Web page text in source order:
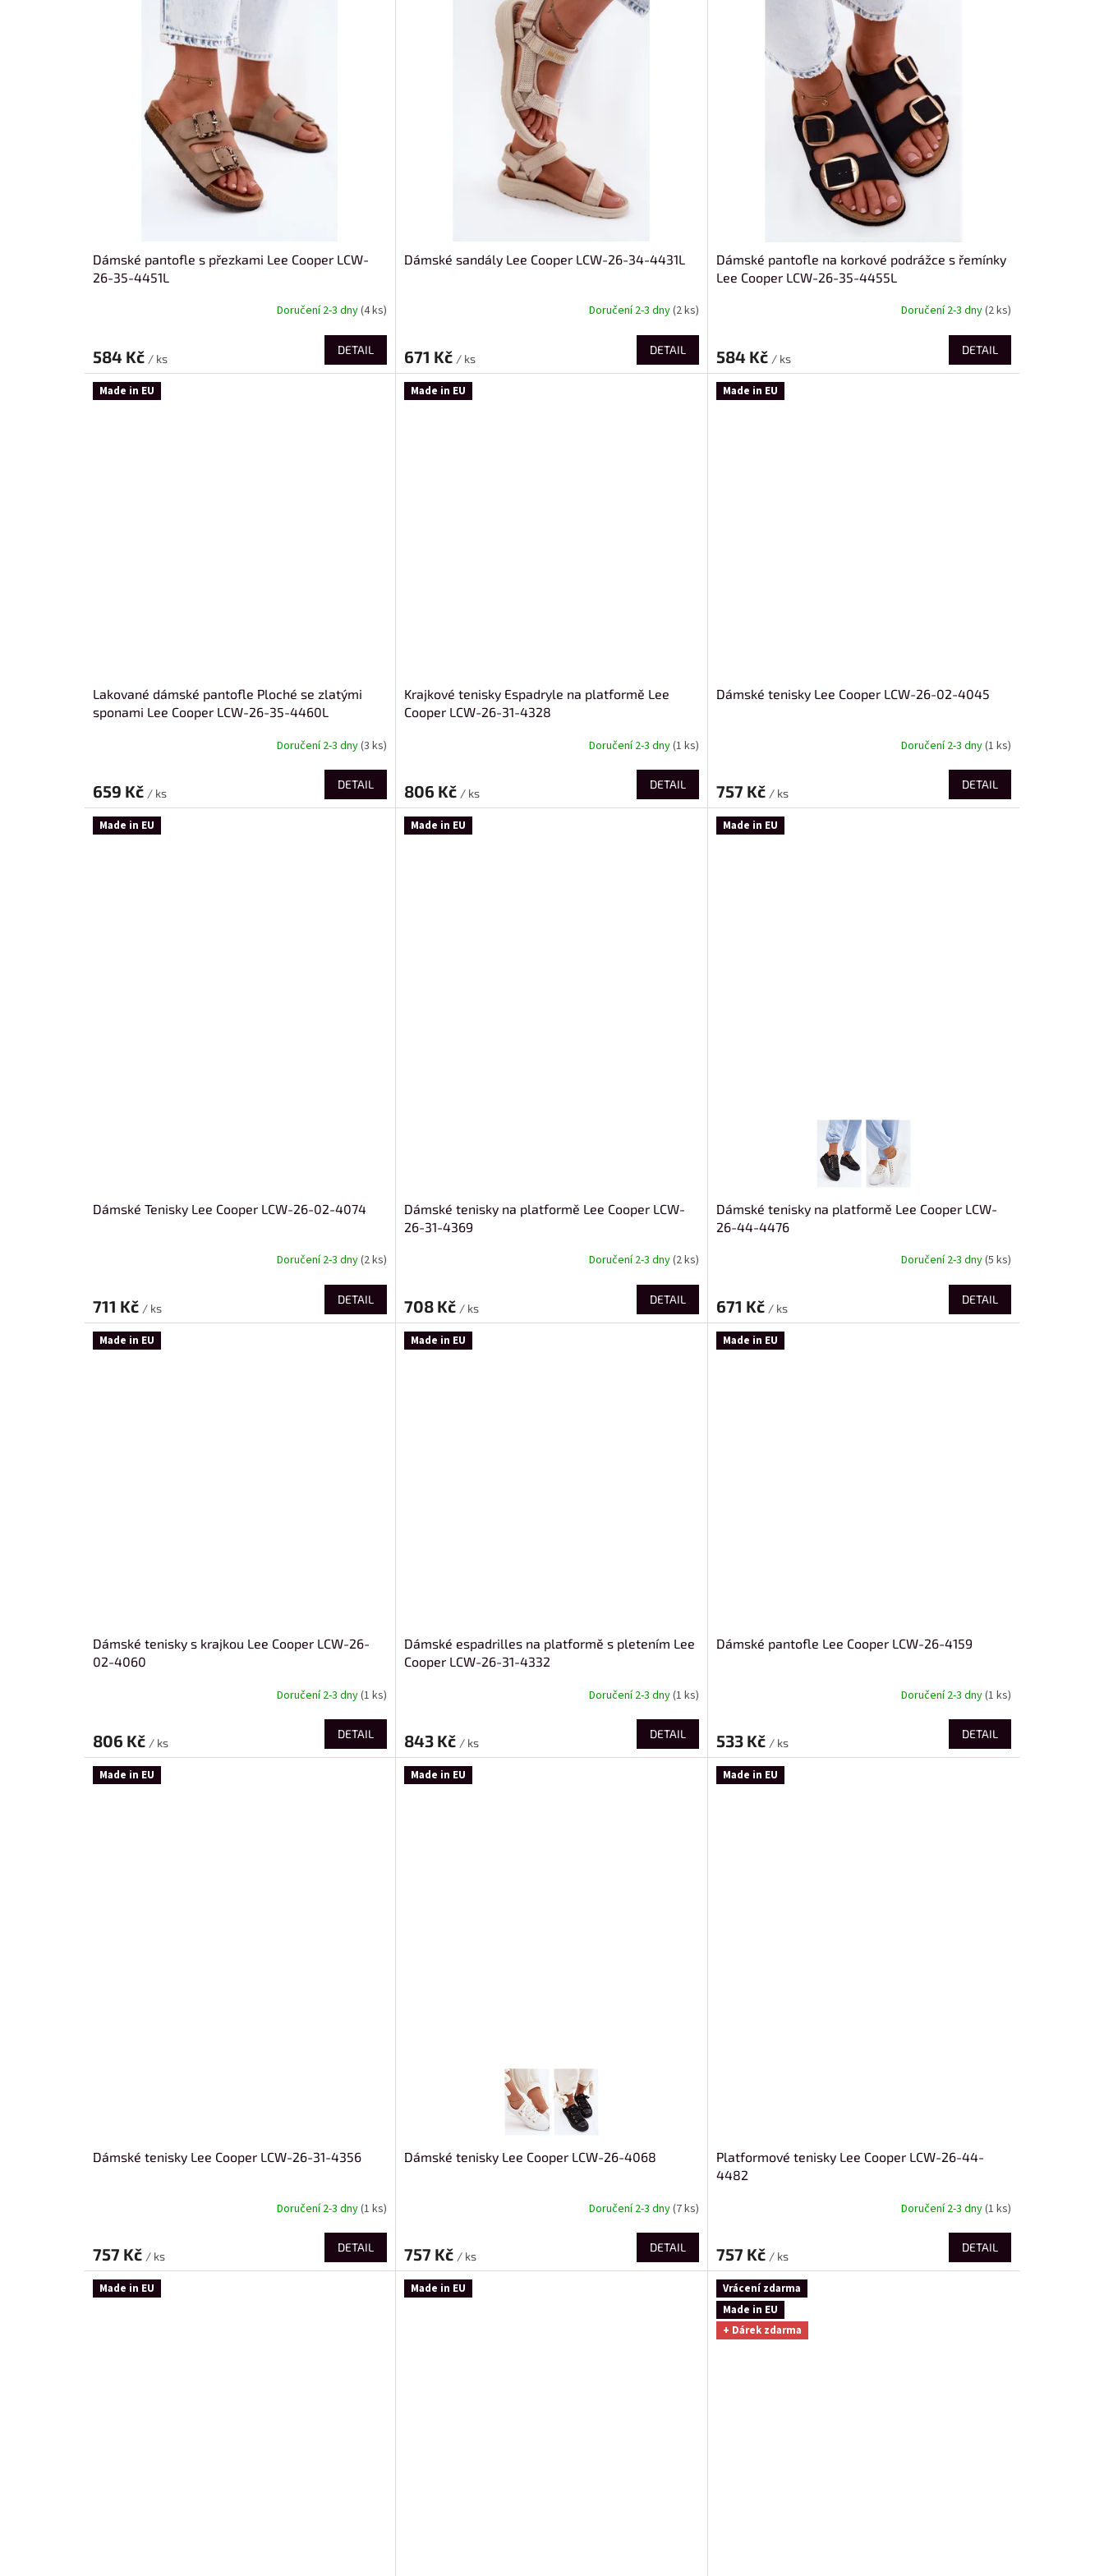
Dámské pantofle s přezkami Lee Cooper LCW-
26-35-4451L
Doručení 2-3 dny(4 ks)
584 Kč / ks
DETAIL
Dámské sandály Lee Cooper LCW-26-34-4431L
Doručení 2-3 dny(2 ks)
671 Kč / ks
DETAIL
Dámské pantofle na korkové podrážce s řemínky
Lee Cooper LCW-26-35-4455L
Doručení 2-3 dny(2 ks)
584 Kč / ks
DETAIL
Made in EU
Lakované dámské pantofle Ploché se zlatými
sponami Lee Cooper LCW-26-35-4460L
Doručení 2-3 dny(3 ks)
659 Kč / ks
DETAIL
Made in EU
Krajkové tenisky Espadryle na platformě Lee
Cooper LCW-26-31-4328
Doručení 2-3 dny(1 ks)
806 Kč / ks
DETAIL
Made in EU
Dámské tenisky Lee Cooper LCW-26-02-4045
Doručení 2-3 dny(1 ks)
757 Kč / ks
DETAIL
Made in EU
Dámské Tenisky Lee Cooper LCW-26-02-4074
Doručení 2-3 dny(2 ks)
711 Kč / ks
DETAIL
Made in EU
Dámské tenisky na platformě Lee Cooper LCW-
26-31-4369
Doručení 2-3 dny(2 ks)
708 Kč / ks
DETAIL
Made in EU
Dámské tenisky na platformě Lee Cooper LCW-
26-44-4476
Doručení 2-3 dny(5 ks)
671 Kč / ks
DETAIL
Made in EU
Dámské tenisky s krajkou Lee Cooper LCW-26-
02-4060
Doručení 2-3 dny(1 ks)
806 Kč / ks
DETAIL
Made in EU
Dámské espadrilles na platformě s pletením Lee
Cooper LCW-26-31-4332
Doručení 2-3 dny(1 ks)
843 Kč / ks
DETAIL
Made in EU
Dámské pantofle Lee Cooper LCW-26-4159
Doručení 2-3 dny(1 ks)
533 Kč / ks
DETAIL
Made in EU
Dámské tenisky Lee Cooper LCW-26-31-4356
Doručení 2-3 dny(1 ks)
757 Kč / ks
DETAIL
Made in EU
Dámské tenisky Lee Cooper LCW-26-4068
Doručení 2-3 dny(7 ks)
757 Kč / ks
DETAIL
Made in EU
Platformové tenisky Lee Cooper LCW-26-44-
4482
Doručení 2-3 dny(1 ks)
757 Kč / ks
DETAIL
Made in EU Made in EU
Vrácení zdarma
Made in EU
+ Dárek zdarma